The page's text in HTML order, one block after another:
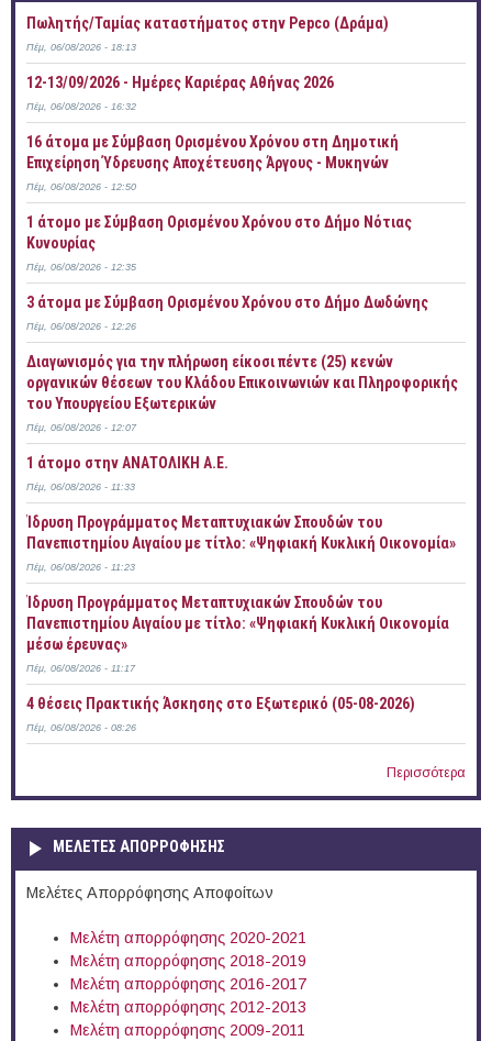
Πωλητής/Ταμίας καταστήματος στην Pepco (Δράμα)
Πέμ, 06/08/2026 - 18:13
12-13/09/2026 - Ημέρες Καριέρας Αθήνας 2026
Πέμ, 06/08/2026 - 16:32
16 άτομα με Σύμβαση Ορισμένου Χρόνου στη Δημοτική
Επιχείρηση Ύδρευσης Αποχέτευσης Άργους - Μυκηνών
Πέμ, 06/08/2026 - 12:50
1 άτομο με Σύμβαση Ορισμένου Χρόνου στο Δήμο Νότιας
Κυνουρίας
Πέμ, 06/08/2026 - 12:35
3 άτομα με Σύμβαση Ορισμένου Χρόνου στο Δήμο Δωδώνης
Πέμ, 06/08/2026 - 12:26
Διαγωνισμός για την πλήρωση είκοσι πέντε (25) κενών
οργανικών θέσεων του Κλάδου Επικοινωνιών και Πληροφορικής
του Υπουργείου Εξωτερικών
Πέμ, 06/08/2026 - 12:07
1 άτομο στην ΑΝΑΤΟΛΙΚΗ Α.Ε.
Πέμ, 06/08/2026 - 11:33
Ίδρυση Προγράμματος Μεταπτυχιακών Σπουδών του
Πανεπιστημίου Αιγαίου με τίτλο: «Ψηφιακή Κυκλική Οικονομία»
Πέμ, 06/08/2026 - 11:23
Ίδρυση Προγράμματος Μεταπτυχιακών Σπουδών του
Πανεπιστημίου Αιγαίου με τίτλο: «Ψηφιακή Κυκλική Οικονομία
μέσω έρευνας»
Πέμ, 06/08/2026 - 11:17
4 θέσεις Πρακτικής Άσκησης στο Εξωτερικό (05-08-2026)
Πέμ, 06/08/2026 - 08:26
Περισσότερα
ΜΕΛΕΤΕΣ ΑΠΟΡΡΟΦΗΣΗΣ
Μελέτες Απορρόφησης Αποφοίτων
Μελέτη απορρόφησης 2020-2021
Μελέτη απορρόφησης 2018-2019
Μελέτη απορρόφησης 2016-2017
Μελέτη απορρόφησης 2012-2013
Μελέτη απορρόφησης 2009-2011